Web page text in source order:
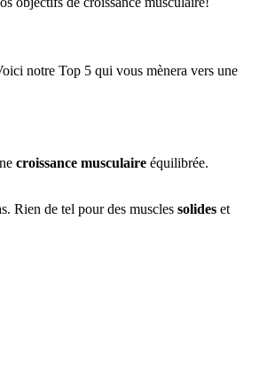
notre Top 5 qui vous mènera vers une
croissance musculaire équilibrée.
Rien de tel pour des muscles solides et